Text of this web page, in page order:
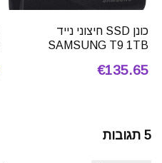
כונן SSD חיצוני נייד
SAMSUNG T9 1TB
€135.65
5 תגובות